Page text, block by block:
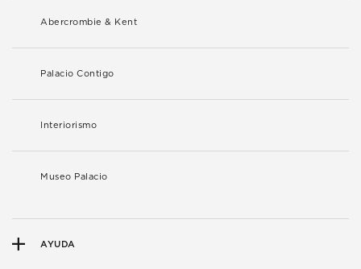
Abercrombie & Kent
Palacio Contigo
Interiorismo
Museo Palacio
AYUDA